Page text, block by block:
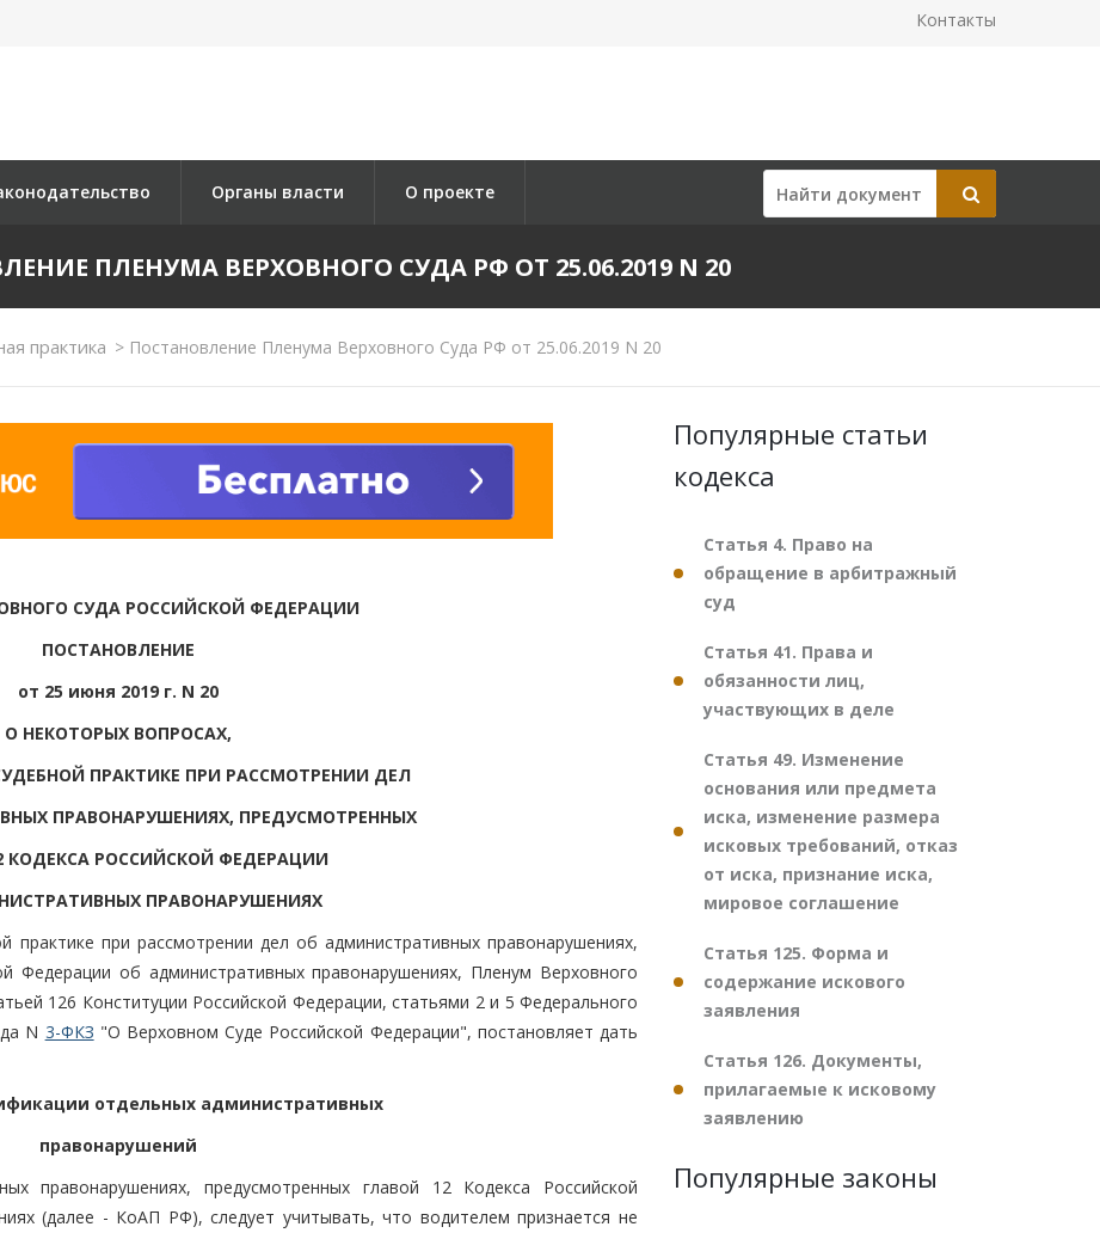
Контакты
Органы власти О проекте
ПЛЕНУМА ВЕРХОВНОГО СУДА РФ ОТ 25.06.2019 N 20
практика > Постановление Пленума Верховного Суда РФ от 25.06.2019 N 20
СУДА РОССИЙСКОЙ ФЕДЕРАЦИИ
ПОСТАНОВЛЕНИЕ
от 25 июня 2019 г. N 20
О НЕКОТОРЫХ ВОПРОСАХ,
ПРАКТИКЕ ПРИ РАССМОТРЕНИИ ДЕЛ
ПРАВОНАРУШЕНИЯХ, ПРЕДУСМОТРЕННЫХ
КОДЕКСА РОССИЙСКОЙ ФЕДЕРАЦИИ
ПРАВОНАРУШЕНИЯХ
при рассмотрении дел об административных правонарушениях,
Федерации об административных правонарушениях, Пленум Верховного
126 Конституции Российской Федерации, статьями 2 и 5 Федерального
N 3-ФКЗ "О Верховном Суде Российской Федерации", постановляет дать
отдельных административных
правонарушений
правонарушениях, предусмотренных главой 12 Кодекса Российской
(далее - КоАП РФ), следует учитывать, что водителем признается не
Популярные статьи
кодекса
Статья 4. Право на
обращение в арбитражный
суд
Статья 41. Права и
обязанности лиц,
участвующих в деле
Статья 49. Изменение
основания или предмета
иска, изменение размера
исковых требований, отказ
от иска, признание иска,
мировое соглашение
Статья 125. Форма и
содержание искового
заявления
Статья 126. Документы,
прилагаемые к исковому
заявлению
Популярные законы